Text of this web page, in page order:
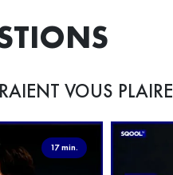
VOUS PLAIRE
17 min.